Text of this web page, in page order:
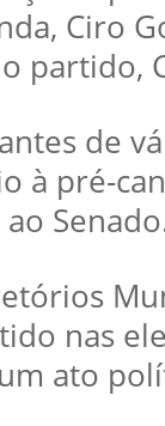
Ciro
partido,
de
à pré-
nas
ato